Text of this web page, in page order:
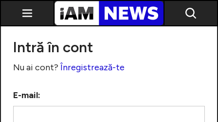
Intră în cont
Nu ai cont?Înregistrează-te
E-mail: